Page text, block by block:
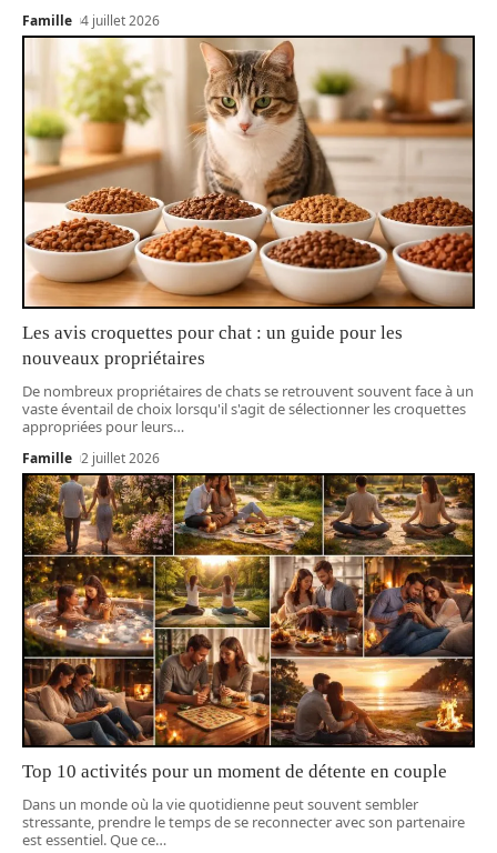
Famille 4 juillet 2026
Les avis croquettes pour chat : un guide pour les
nouveaux propriétaires
De nombreux propriétaires de chats se retrouvent souvent face à un
vaste éventail de choix lorsqu'il s'agit de sélectionner les croquettes
appropriées pour leurs…
Famille 2 juillet 2026
Top 10 activités pour un moment de détente en couple
Dans un monde où la vie quotidienne peut souvent sembler
stressante, prendre le temps de se reconnecter avec son partenaire
est essentiel. Que ce…